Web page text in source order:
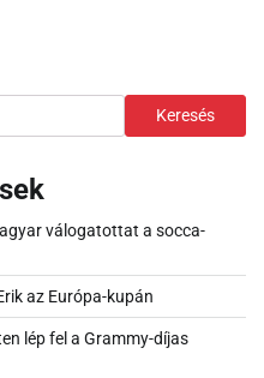
Keresés
válogatottat a socca-
az Európa-kupán
lép fel a Grammy-díjas